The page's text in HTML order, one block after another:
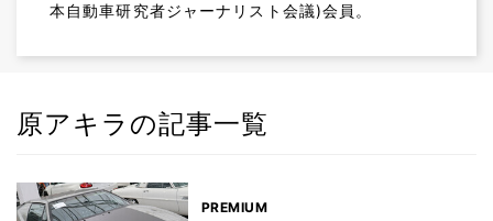
本自動車研究者ジャーナリスト会議)会員。
原アキラの記事一覧
PREMIUM